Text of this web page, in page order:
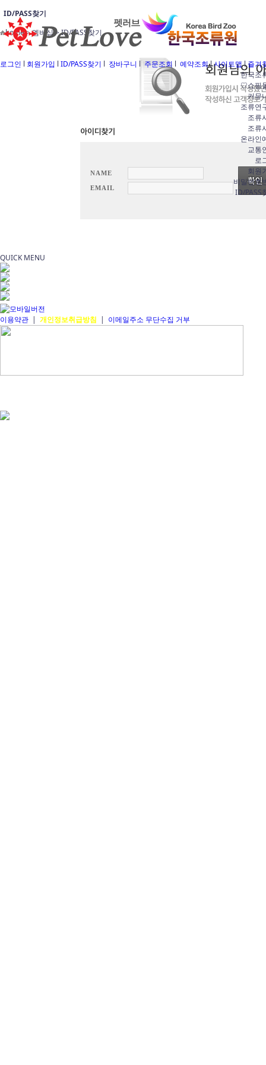
로그인 l 회원가입 l ID/PASS찾기 l 장바구니 l 주문조회 l 예약조회l사이트맵l즐겨
한국조
♡쇼핑
커뮤
조류연
조류
조류
온라인
교통
로
회원
비밀번호
ID/PASS
ID/PASS찾기
home > 멤버십 >ID/PASS찾기
NAME
EMAIL
QUICK MENU
이용약관 | 개인정보취급방침 | 이메일주소 무단수집 거부